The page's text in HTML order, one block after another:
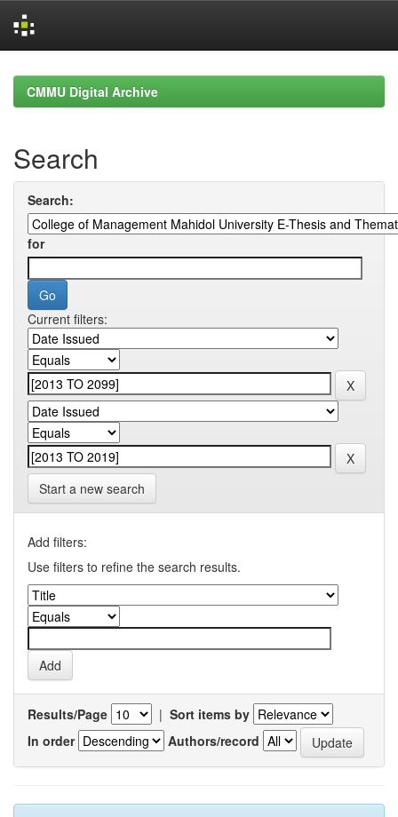
navigationCMMU Digital Archive
Search
Search:
for
Current filters:
Start a new search
Add filters:
Use filters to refine the search results.
Results/Page | Sort items by
In order
Authors/record